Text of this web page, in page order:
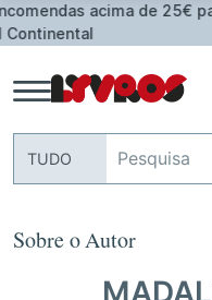
Oferta de
TUDO
Sobre o Autor